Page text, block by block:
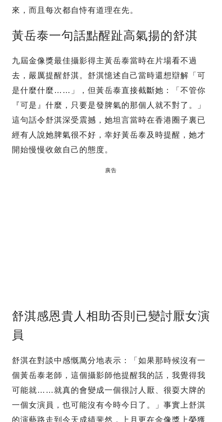
來，而且每次都自恃有道理在先。
黃岳泰一句話點醒趾高氣揚的舒淇
九屆金像獎最佳攝影得主黃岳泰當時在片場看不過
去，嚴厲提醒舒淇。舒淇憶述自己當時還想辯解「可
是什麼什麼……」，但黃岳泰直接截斷她：「不管你
『可是』什麼，只要是發脾氣的那個人就不對了。」
這句話令舒淇深受震撼，她坦言當時在香港圈子裏已
經有人說她脾氣很不好，幸好黃岳泰及時提醒，她才
開始慢慢收斂自己的態度。
廣告
舒淇感恩貴人相助否則已變討厭女演
員
舒淇在對談中感慨萬分地表示：「如果那時候沒有一
個黃岳泰老師，這個攝影師他提醒我的話，我覺得我
可能就……就真的會變成一個很討人厭、很耍大牌的
一個女演員，也可能沒有今時今日了。」事實上舒淇
的演藝路走到今天成績斐然，上月更在金像獎上榮獲